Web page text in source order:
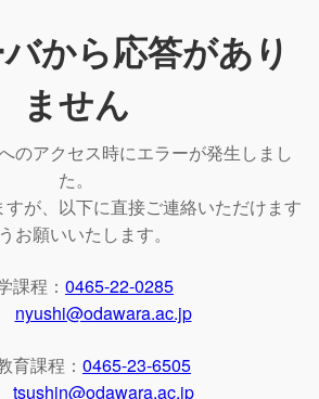
から応答があり
ません
のアクセス時にエラーが発生しまし
た。
が、以下に直接ご連絡いただけます
お願いいたします。
課程： 0465-22-0285
nyushi@odawara.ac.jp
育課程： 0465-23-6505
tsushin@odawara.ac.jp